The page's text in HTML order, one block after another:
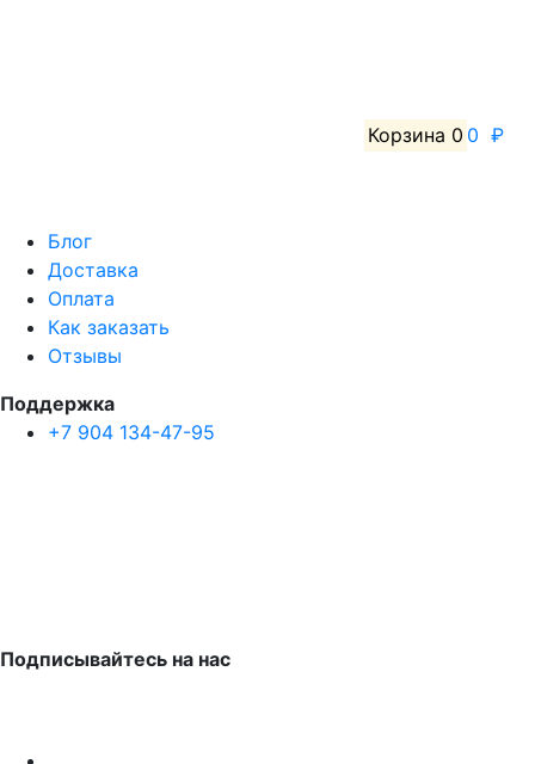
Корзина 0 0 ₽
Блог
Доставка
Оплата
Как заказать
Отзывы
Поддержка
+7 904 134-47-95
Подписывайтесь на нас